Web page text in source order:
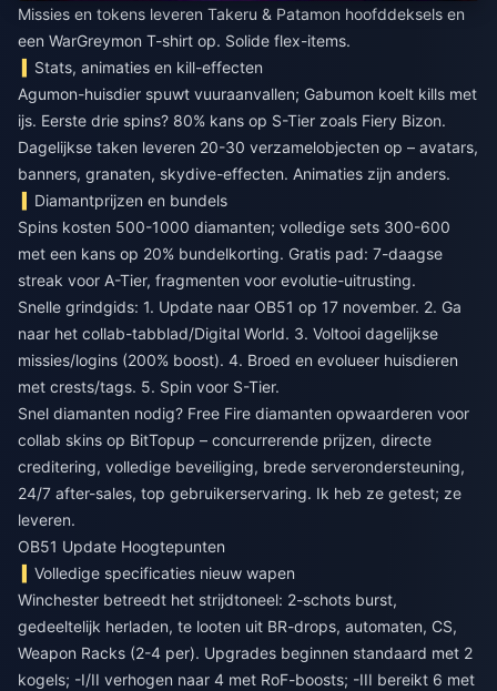
Missies en tokens leveren Takeru & Patamon hoofddeksels en
een WarGreymon T-shirt op. Solide flex-items.
Stats, animaties en kill-effecten
Agumon-huisdier spuwt vuuraanvallen; Gabumon koelt kills met
ijs. Eerste drie spins? 80% kans op S-Tier zoals Fiery Bizon.
Dagelijkse taken leveren 20-30 verzamelobjecten op – avatars,
banners, granaten, skydive-effecten. Animaties zijn anders.
Diamantprijzen en bundels
Spins kosten 500-1000 diamanten; volledige sets 300-600
met een kans op 20% bundelkorting. Gratis pad: 7-daagse
streak voor A-Tier, fragmenten voor evolutie-uitrusting.
Snelle grindgids: 1. Update naar OB51 op 17 november. 2. Ga
naar het collab-tabblad/Digital World. 3. Voltooi dagelijkse
missies/logins (200% boost). 4. Broed en evolueer huisdieren
met crests/tags. 5. Spin voor S-Tier.
Snel diamanten nodig? Free Fire diamanten opwaarderen voor
collab skins op BitTopup – concurrerende prijzen, directe
creditering, volledige beveiliging, brede serverondersteuning,
24/7 after-sales, top gebruikerservaring. Ik heb ze getest; ze
leveren.
OB51 Update Hoogtepunten
Volledige specificaties nieuw wapen
Winchester betreedt het strijdtoneel: 2-schots burst,
gedeeltelijk herladen, te looten uit BR-drops, automaten, CS,
Weapon Racks (2-4 per). Upgrades beginnen standaard met 2
kogels; -I/II verhogen naar 4 met RoF-boosts; -III bereikt 6 met